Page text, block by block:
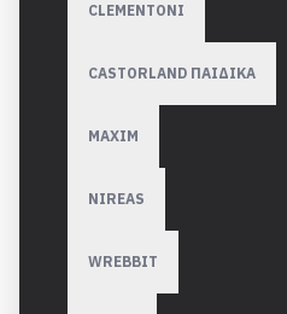
CLEMENTONI
CASTORLAND ΠΑΙΔΙΚΑ
MAXIM
NIREAS
WREBBIT